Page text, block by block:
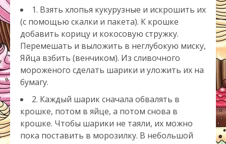
1. Взять хлопья кукурузные и искрошить их
(с помощью скалки и пакета). К крошке
добавить корицу и кокосовую стружку.
Перемешать и выложить в неглубокую миску,
Яйца взбить (венчиком). Из сливочного
мороженого сделать шарики и уложить их на
бумагу.
2. Каждый шарик сначала обвалять в
крошке, потом в яйце, а потом снова в
крошке. Чтобы шарики не таяли, их можно
пока поставить в морозилку. В небольшой